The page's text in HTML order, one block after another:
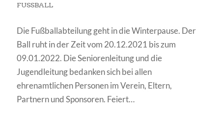
FUSSBALL
Die Fußballabteilung geht in die Winterpause. Der
Ball ruht in der Zeit vom 20.12.2021 bis zum
09.01.2022. Die Seniorenleitung und die
Jugendleitung bedanken sich bei allen
ehrenamtlichen Personen im Verein, Eltern,
Partnern und Sponsoren. Feiert…